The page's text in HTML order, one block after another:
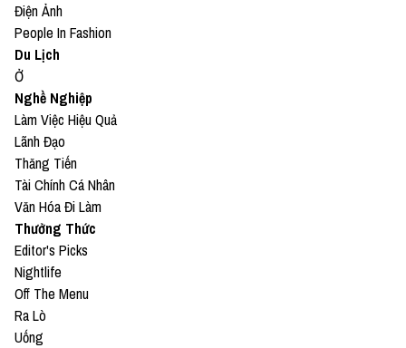
Điện Ảnh
People In Fashion
Du Lịch
Ở
Nghề Nghiệp
Làm Việc Hiệu Quả
Lãnh Đạo
Thăng Tiến
Tài Chính Cá Nhân
Văn Hóa Đi Làm
Thưởng Thức
Editor's Picks
Nightlife
Off The Menu
Ra Lò
Uống